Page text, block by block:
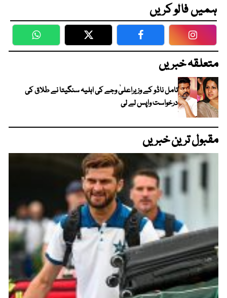
ہمیں فالو کریں
WhatsApp Twitter Facebook
متعلقہ خبریں
تامل ناڈو کے وزیراعلیٰ وجے کی اہلیہ سنگیتا نے طلاق کی
درخواست واپس لے لی
مقبول ترین خبریں